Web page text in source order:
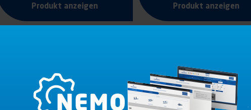
Produkt anzeigen Produkt anzeigen